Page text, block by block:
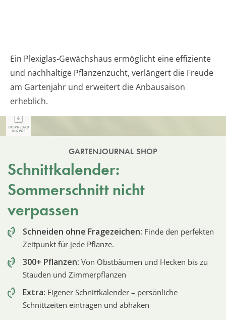
Ein Plexiglas-Gewächshaus ermöglicht eine effiziente
und nachhaltige Pflanzenzucht, verlängert die Freude
am Gartenjahr und erweitert die Anbausaison
erheblich.
GARTENJOURNAL SHOP
Schnittkalender:
Sommerschnitt nicht
verpassen
Schneiden ohne Fragezeichen: Finde den perfekten
Zeitpunkt für jede Pflanze.
300+ Pflanzen: Von Obstbäumen und Hecken bis zu
Stauden und Zimmerpflanzen
Extra: Eigener Schnittkalender – persönliche
Schnittzeiten eintragen und abhaken